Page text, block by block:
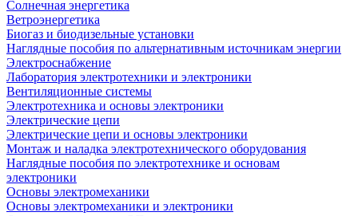
Солнечная энергетика
Ветроэнергетика
Биогаз и биодизельные установки
Наглядные пособия по альтернативным источникам энергии
Электроснабжение
Лаборатория электротехники и электроники
Вентиляционные системы
Электротехника и основы электроники
Электрические цепи
Электрические цепи и основы электроники
Монтаж и наладка электротехнического оборудования
Наглядные пособия по электротехнике и основам
электроники
Основы электромеханики
Основы электромеханики и электроники